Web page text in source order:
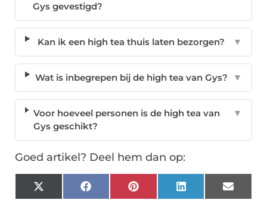
Gys gevestigd?
Kan ik een high tea thuis laten bezorgen? ▼
Wat is inbegrepen bij de high tea van Gys? ▼
Voor hoeveel personen is de high tea van
Gys geschikt?
▼
Goed artikel? Deel hem dan op:
X
(Twitter)
FacebookPinterest LinkedIn Email